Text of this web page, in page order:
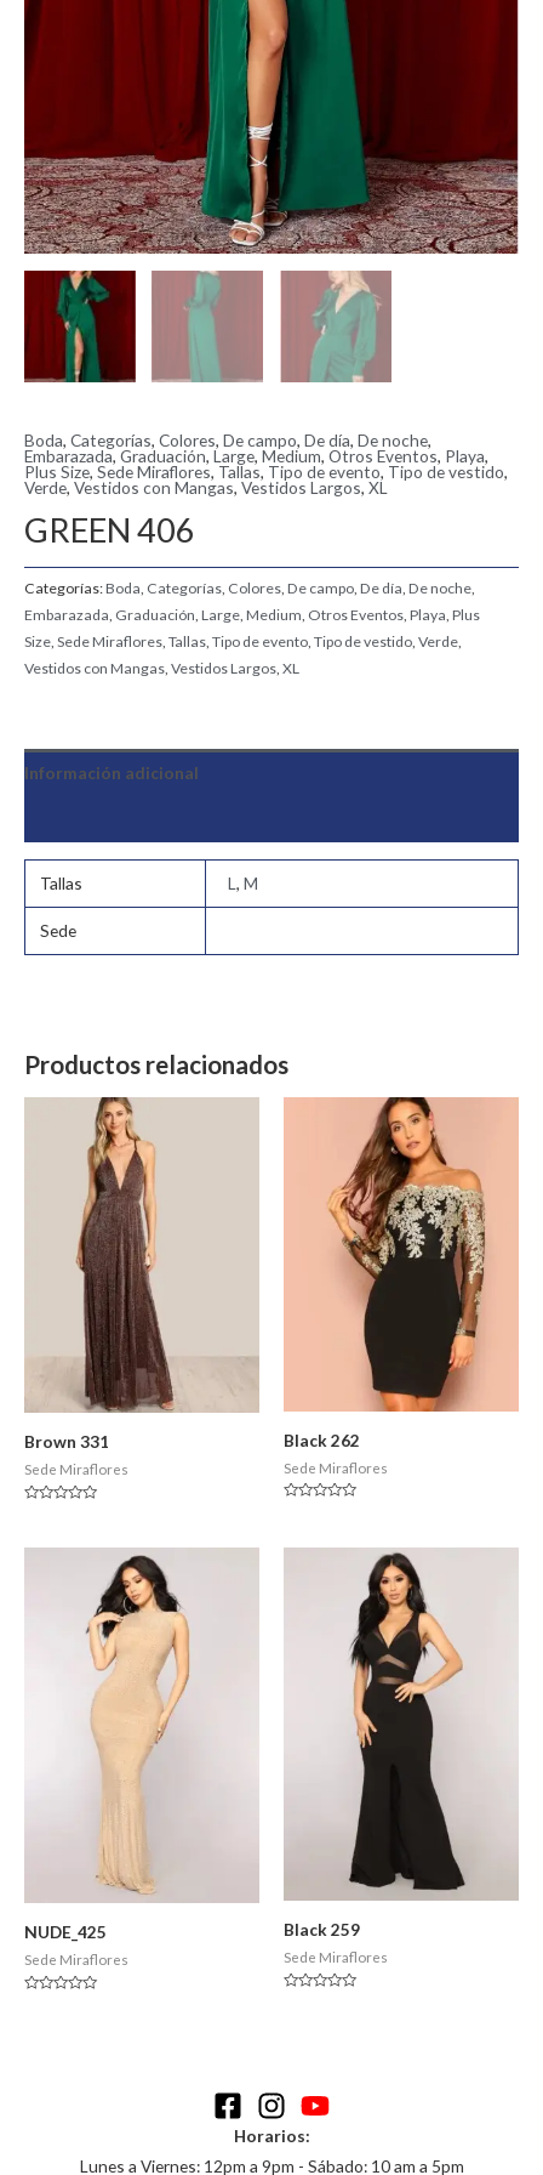
Boda, Categorías, Colores, De campo, De día, De noche,
Embarazada, Graduación, Large, Medium, Otros Eventos, Playa,
Plus Size, Sede Miraflores, Tallas, Tipo de evento, Tipo de vestido,
Verde, Vestidos con Mangas, Vestidos Largos, XL
GREEN 406
Categorías:Boda, Categorías, Colores, De campo, De día, De noche,
Embarazada, Graduación, Large, Medium, Otros Eventos, Playa, Plus
Size, Sede Miraflores, Tallas, Tipo de evento, Tipo de vestido, Verde,
Vestidos con Mangas, Vestidos Largos, XL
Información adicional
Tallas L,M
Sede
Productos relacionados
Brown 331
Sede Miraflores
Black 262
Sede Miraflores
de
NUDE_425
Sede Miraflores
Black 259
Sede Miraflores
Horarios:
Lunes a Viernes: 12pm a 9pm - Sábado: 10 am a 5pm